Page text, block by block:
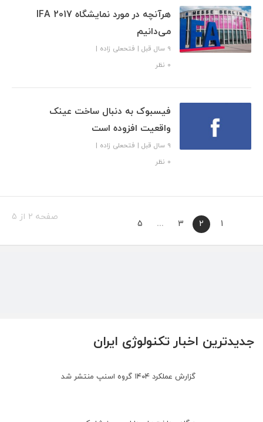
جدیدترین اخبار تکنولوژی ایران
گزارش عملکرد ۱۴۰۴ گروه اسنپ منتشر شد
هرآنچه در مورد نمایشگاه IFA 2017
می‌دانیم
9 سال قبل | فتحعلی زاده |
۰ نظر
فیسبوک به دنبال ساخت عینک
واقعیت افزوده است
9 سال قبل | فتحعلی زاده |
۰ نظر
1
2
3
…
5 صفحه 2 از 5